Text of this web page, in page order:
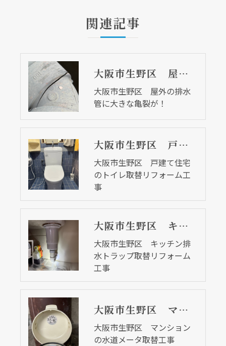
関連記事
大阪市生野区 屋外の排水管に大きな亀裂が！
大阪市生野区 屋外の排水
管に大きな亀裂が！
大阪市生野区 戸建て住宅のトイレ取替リフォーム工事
大阪市生野区 戸建て住宅
のトイレ取替リフォーム工
事
大阪市生野区 キッチン排水トラップ取替リフォーム工事
大阪市生野区 キッチン排
水トラップ取替リフォーム
工事
大阪市生野区 マンションの水道メータ取替工事
大阪市生野区 マンション
の水道メータ取替工事